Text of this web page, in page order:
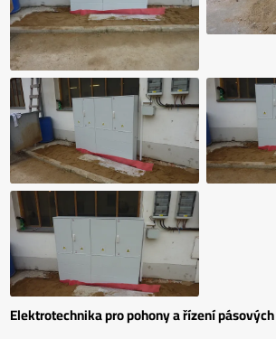
Elektrotechnika pro pohony a řízení